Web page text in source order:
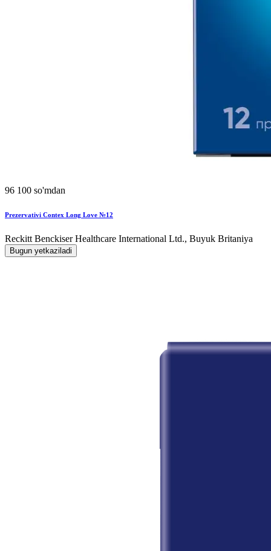
96 100 so'mdan
Prezervativi Contex Long Love №12
Reckitt Benckiser Healthcare International Ltd., Buyuk Britaniya
Bugun yetkaziladi